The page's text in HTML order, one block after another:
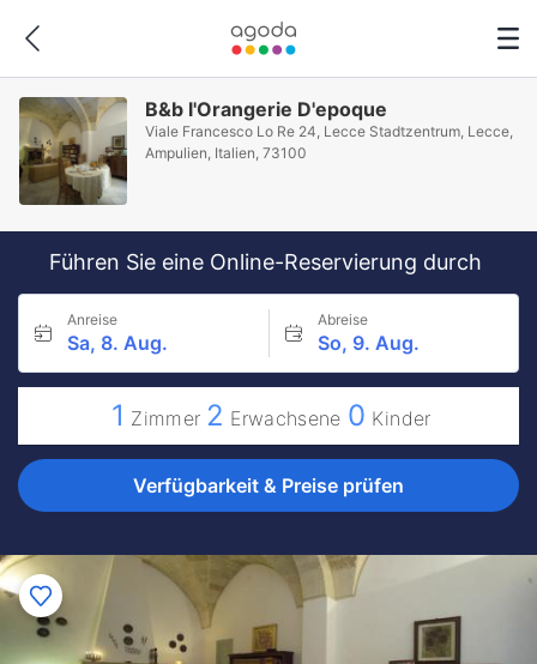
B&b l'Orangerie D'epoque
Viale Francesco Lo Re 24, Lecce Stadtzentrum, Lecce,
Ampulien, Italien, 73100
Führen Sie eine Online-Reservierung durch
Anreise
Sa, 8. Aug.
Abreise
So, 9. Aug.
1 Zimmer 2 Erwachsene 0 Kinder
Verfügbarkeit & Preise prüfen